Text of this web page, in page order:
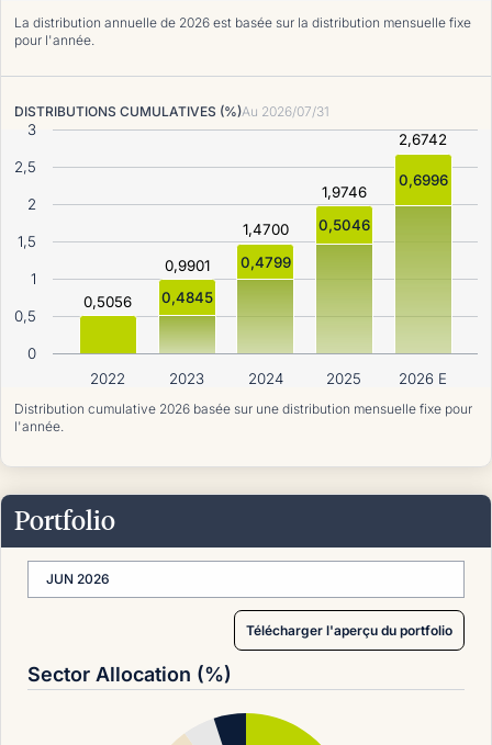
La distribution annuelle de 2026 est basée sur la distribution mensuelle fixe
pour l'année.
DISTRIBUTIONS CUMULATIVES (%)Au 2026/07/31
0,5056
0,9901
1,4700
1,9746
2,6742
2022 2023 2024 2025 2026 E
0
0,5
1
1,5
2
2,5
3
0,4845
0,4799
0,5046
0,6996
Distribution cumulative 2026 basée sur une distribution mensuelle fixe pour
l'année.
Portfolio
JUN 2026
Télécharger l'aperçu du portfolio
Sector Allocation (%)